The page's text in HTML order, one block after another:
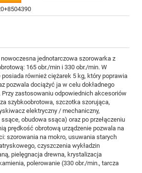
jednotarczowa szorowarka z
165 obr./min i 330 obr./min. W
również ciężarek 5 kg, który poprawia
pozwala dociążyć ja w celu dokładnego
zastosowaniu odpowiednich akcesoriów
szybkoobrotowa, szczotka szorująca,
elektryczny / mechaniczny,
obudowa ssąca) oraz po przełączeniu
prędkość obrotową urządzenie pozwala na
szorowania na mokro, usuwania starych
czyszczenia wykładzin
pielęgnacja drewna, krystalizacja
polerowanie (330 obr./min., tarcza